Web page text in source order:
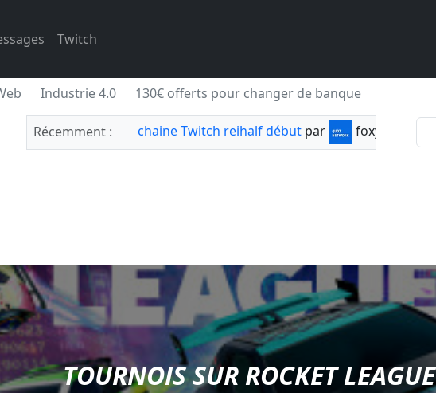
Twitch
Industrie 4.0
130€ offerts pour changer de banque
Récemment : chaine Twitch reihalf début par foxylabnyy
TOURNOIS SUR ROCKET LEAGUE